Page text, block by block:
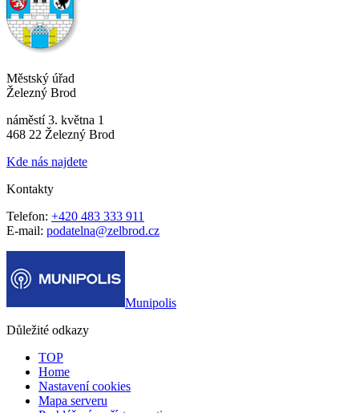
Městský úřad
Železný Brod
náměstí 3. května 1
468 22 Železný Brod
Kde nás najdete
Kontakty
Telefon: +420 483 333 911
E-mail: podatelna@zelbrod.cz
Munipolis
Důležité odkazy
TOP
Home
Nastavení cookies
Mapa serveru